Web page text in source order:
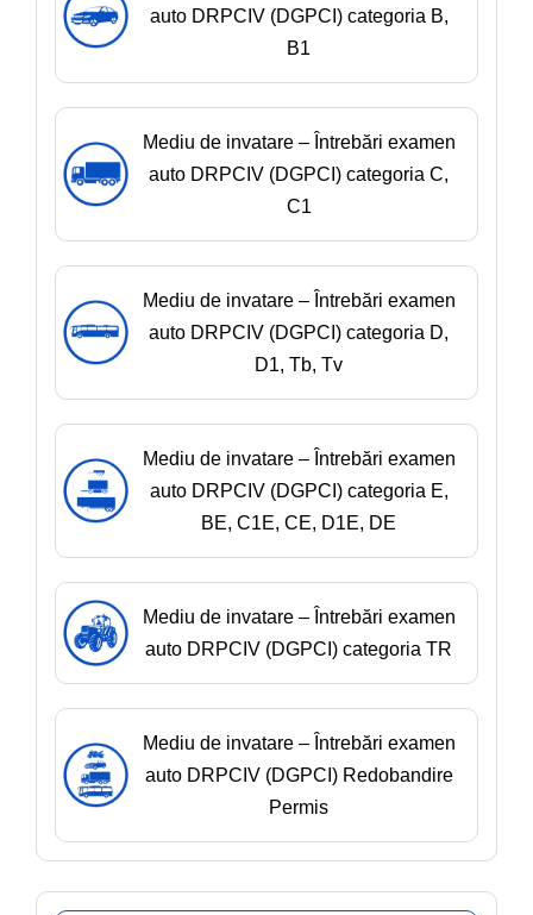
auto DRPCIV (DGPCI) categoria B,
B1
Mediu de invatare – Întrebări examen
auto DRPCIV (DGPCI) categoria C,
C1
Mediu de invatare – Întrebări examen
auto DRPCIV (DGPCI) categoria D,
D1, Tb, Tv
Mediu de invatare – Întrebări examen
auto DRPCIV (DGPCI) categoria E,
BE, C1E, CE, D1E, DE
Mediu de invatare – Întrebări examen
auto DRPCIV (DGPCI) categoria TR
Mediu de invatare – Întrebări examen
auto DRPCIV (DGPCI) Redobandire
Permis